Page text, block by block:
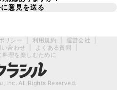
意見を送る
リシー 利用規約 運営会社
合わせ
よくある質問
料理を楽しむために
Inc. All Rights Reserved.